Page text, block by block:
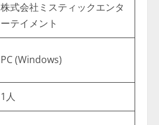
株式会社ミスティックエンタ
ーテイメント
PC (Windows)
1人